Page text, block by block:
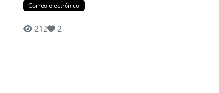
Correo electrónico
212 2